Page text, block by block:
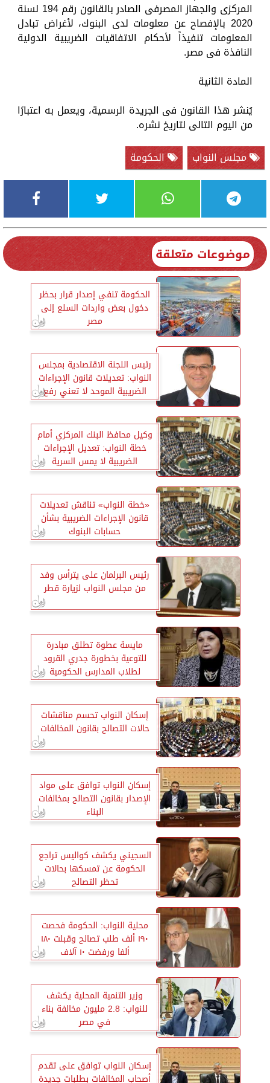
المركزى والجهاز المصرفى الصادر بالقانون رقم 194 لسنة
2020 بالإفصاح عن معلومات لدى البنوك، لأغراض تبادل
المعلومات تنفيذاً لأحكام الاتفاقيات الضريبية الدولية
النافذة فى مصر.
المادة الثانية
يُنشر هذا القانون فى الجريدة الرسمية، ويعمل به اعتبارًا
من اليوم التالى لتاريخ نشره.
مجلس النواب
الحكومة
موضوعات متعلقة
الحكومة تنفي إصدار قرار بحظر
دخول بعض واردات السلع إلى
مصر
رئيس اللجنة الاقتصادية بمجلس
النواب: تعديلات قانون الإجراءات
الضريبية الموحد لا تعني رفع
السرية عن حسابات المواطنين
وكيل محافظ البنك المركزي أمام
خطة النواب: تعديل الإجراءات
الضريبية لا يمس السرية
المصرفية
«خطة النواب» تناقش تعديلات
قانون الإجراءات الضريبية بشأن
حسابات البنوك
رئيس البرلمان على يترأس وفد
من مجلس النواب لزيارة قطر
مايسة عطوة تطلق مبادرة
للتوعية بخطورة جدري القرود
لطلاب المدارس الحكومية
والخاصة
إسكان النواب تحسم مناقشات
حالات التصالح بقانون المخالفات
إسكان النواب توافق على مواد
الإصدار بقانون التصالح بمخالفات
البناء
السجيني يكشف كواليس تراجع
الحكومة عن تمسكها بحالات
تحظر التصالح
محلية النواب: الحكومة فحصت
١٩٠ ألف طلب تصالح وقبلت ١٨٠
ألفا ورفضت ١٠ آلاف
وزير التنمية المحلية يكشف
للنواب: 2.8 مليون مخالفة بناء
في مصر
إسكان النواب توافق على تقدم
أصحاب المخالفات بطلبات جديدة